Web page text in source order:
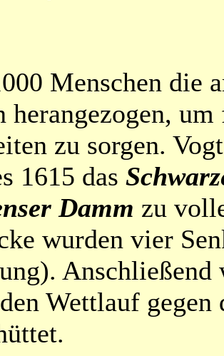
Menschen die
herangezogen,
zu sorgen.
1615 das
Damm zu
wurden vier
Anschließend
Wettlauf